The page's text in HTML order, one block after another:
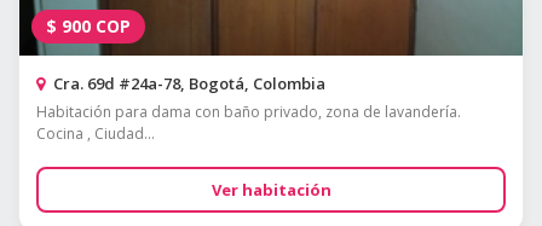
$ 900 COP
Cra. 69d #24a-78, Bogotá, Colombia
Habitación para dama con baño privado, zona de lavandería.
Cocina , Ciudad...
Ver habitación